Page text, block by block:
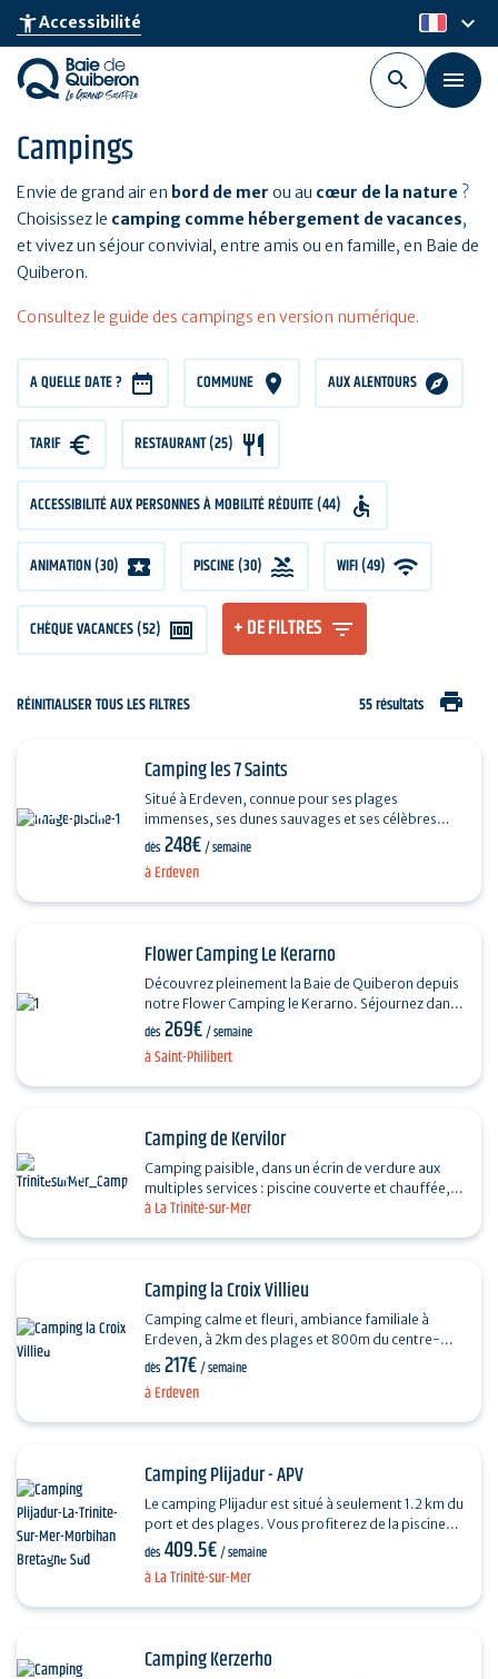
Aller
au
contenu
principal
accessibility_newAccessibilité fr
keyboard_arrow_down
Campings
Envie de grand air en bord de mer ou au cœur de la nature ?
Choisissez le camping comme hébergement de vacances,
et vivez un séjour convivial, entre amis ou en famille, en Baie de
Quiberon.
Consultez le guide des campings en version numérique.
A QUELLE DATE ? COMMUNE AUX ALENTOURS
TARIF
TARIF RESTAURANT (25)
ACCESSIBILITÉ AUX PERSONNES À MOBILITÉ RÉDUITE (44)
ANIMATION (30) PISCINE (30) WIFI (49)
CHÈQUE VACANCES (52) + DE FILTRES
RÉINITIALISER TOUS LES FILTRES 55 résultats print
à Erdeven
Camping les 7 Saints
Situé à Erdeven, connue pour ses plages
immenses, ses dunes sauvages et ses célèbres
alignements mégalithiques, le Camping 5 Étoiles
Les 7 Saints…
dès 248€/ semaine
à Saint-Philibert
Flower Camping Le Kerarno
Découvrez pleinement la Baie de Quiberon depuis
notre Flower Camping le Kerarno. Séjournez dans
notre camping 4 étoiles de 5 hectares près des…
dès 269€/ semaine
à La Trinité-sur-Mer
Camping de Kervilor
Camping paisible, dans un écrin de verdure aux
multiples services : piscine couverte et chauffée,
piscine extérieure avec toboggans, aire de jeux,…
à Erdeven
Camping la Croix Villieu
Camping calme et fleuri, ambiance familiale à
Erdeven, à 2km des plages et 800m du centre-
ville. Le camping La Croix Villieu est un camping
familial,…
dès 217€/ semaine
à La Trinité-sur-Mer
Camping Plijadur - APV
Le camping Plijadur est situé à seulement 1.2 km du
port et des plages. Vous profiterez de la piscine
couverte chauffée, de l'aire de jeux et
toboggans…
dès 409.5€/ semaine
Camping Kerzerho